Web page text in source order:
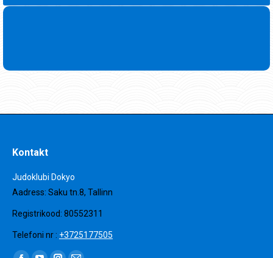
Kontakt
Judoklubi Dokyo
Aadress: Saku tn.8, Tallinn
Registrikood: 80552311
Telefoni nr : +3725177505